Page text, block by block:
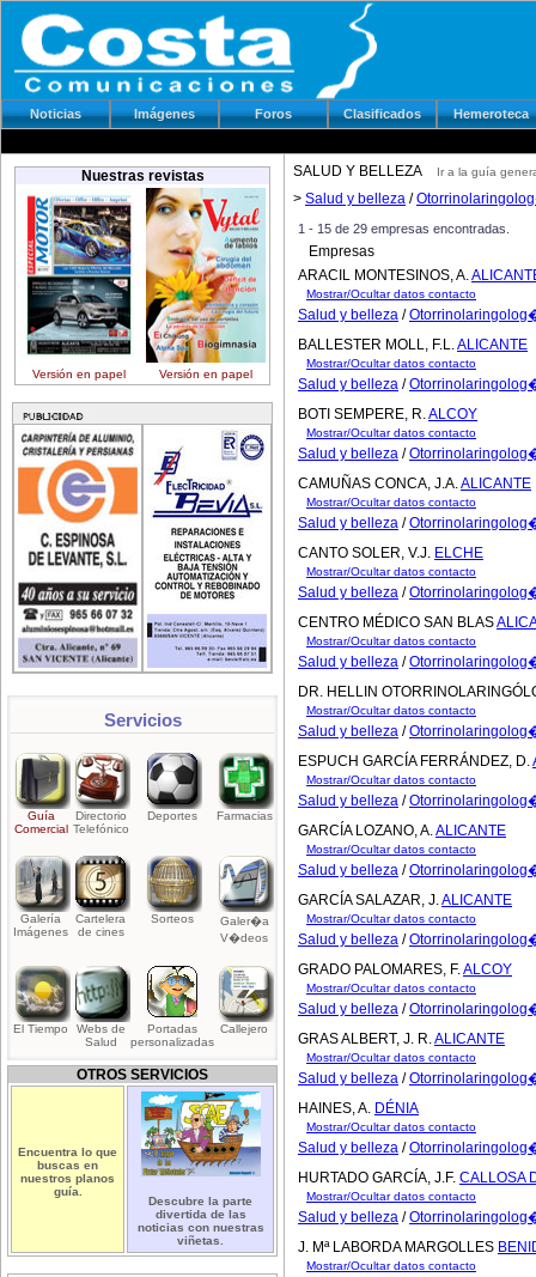
Noticias Imágenes Foros Clasificados Hemeroteca
Nuestras revistas
Versión en papel Versión en papel
Servicios
Guía
Comercial
Directorio
Telefónico
Deportes Farmacias
Galería
Imágenes
Cartelera
de cines
Sorteos
Galer�a
V�deos
El Tiempo
Webs de
Salud
Portadas
personalizadas
Callejero
OTROS SERVICIOS
Encuentra lo que
buscas en
nuestros planos
guía.
Descubre la parte
divertida de las
noticias con nuestras
viñetas.
SALUD Y BELLEZA Ir a la guía
> Salud y belleza /
1 - 15 de 29 empresas encontradas.
Empresas
ARACIL MONTESINOS, A.
Mostrar/Ocultar datos contacto
Salud y belleza /
BALLESTER MOLL, F.L.ALICANTE
Mostrar/Ocultar datos contacto
Salud y belleza /
BOTI SEMPERE, R.ALCOY
Mostrar/Ocultar datos contacto
Salud y belleza /
CAMUÑAS CONCA, J.A.ALICANTE
Mostrar/Ocultar datos contacto
Salud y belleza /
CANTO SOLER, V.J. ELCHE
Mostrar/Ocultar datos contacto
Salud y belleza /
CENTRO MÉDICO SAN BLAS
Mostrar/Ocultar datos contacto
Salud y belleza /
DR. HELLIN
Mostrar/Ocultar datos contacto
Salud y belleza /
ESPUCH GARCÍA FERRÁNDEZ, D.
Mostrar/Ocultar datos contacto
Salud y belleza /
GARCÍA LOZANO, A.ALICANTE
Mostrar/Ocultar datos contacto
Salud y belleza /
GARCÍA SALAZAR, J.ALICANTE
Mostrar/Ocultar datos contacto
Salud y belleza /
GRADO PALOMARES, F.ALCOY
Mostrar/Ocultar datos contacto
Salud y belleza /
GRAS ALBERT, J. R.ALICANTE
Mostrar/Ocultar datos contacto
Salud y belleza /
HAINES, A. DÉNIA
Mostrar/Ocultar datos contacto
Salud y belleza /
HURTADO GARCÍA, J.F. CALLOSA
Mostrar/Ocultar datos contacto
Salud y belleza /
J. Mª LABORDA MARGOLLES
Mostrar/Ocultar datos contacto